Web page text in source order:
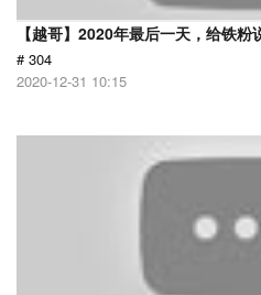
【越哥】2020年最后一天，给铁
# 304
2020-12-31 10:15